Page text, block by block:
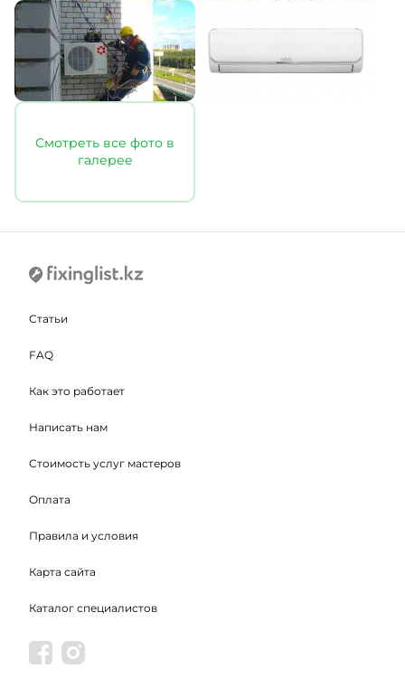
Смотреть все фото в
галерее
Статьи
FAQ
Как это работает
Написать нам
Стоимость услуг мастеров
Оплата
Правила и условия
Карта сайта
Каталог специалистов